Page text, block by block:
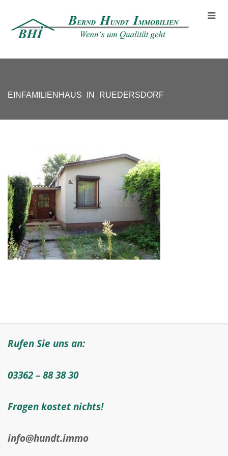
EINFAMILIENHAUS_IN_RUEDERSDORF
Rufen Sie uns an:
03362 – 88 38 30
Fragen kostet nichts!
info@hundt.immo